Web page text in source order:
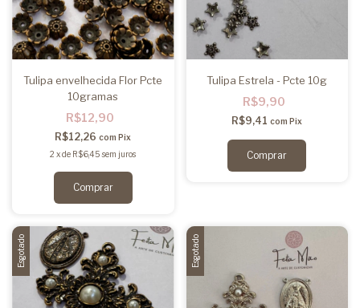
Tulipa envelhecida Flor Pcte
10gramas
R$12,90
R$12,26com Pix
2 xde R$6,45 sem juros
Tulipa Estrela - Pcte 10g
R$9,90
R$9,41com Pix
Esgotado Esgotado